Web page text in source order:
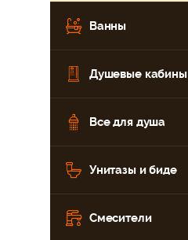
Ванны
Душевые кабины
Все для душа
Унитазы и биде
Смесители